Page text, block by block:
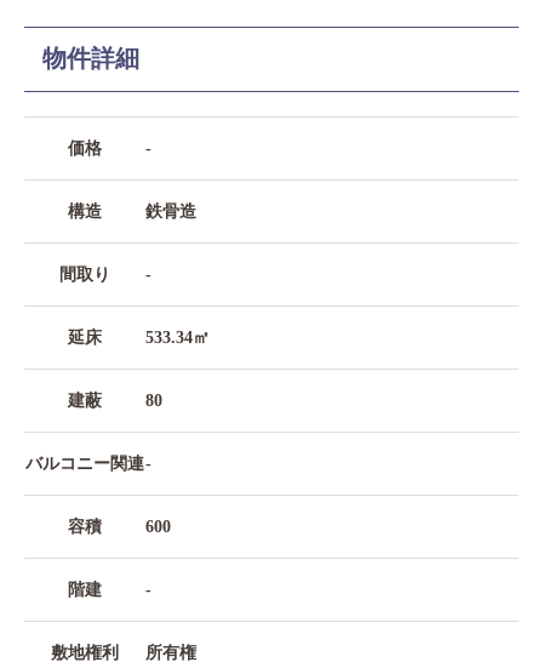
物件詳細
価格 -
構造 鉄骨造
間取り -
延床 533.34㎡
建蔽 80
バルコニー関連-
容積 600
階建 -
敷地権利 所有権